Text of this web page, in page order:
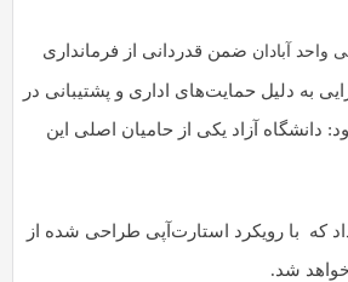
واحد آبادان ضمن قدردانی از فرمانداری
به دلیل حمایت‌های اداری و پشتیبانی در
دانشگاه آزاد یکی از حامیان اصلی این
که با رویکرد استارت‌آپی طراحی شده از
شد.